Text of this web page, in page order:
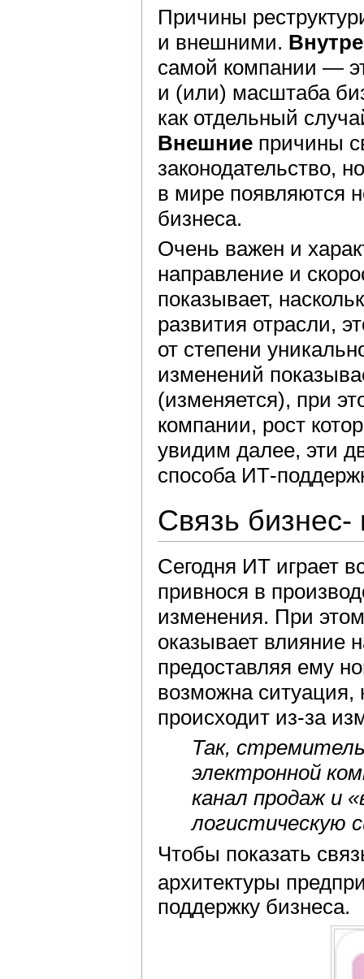
Причины
и внешними.
самой компании —
и (или) масштаба
как отдельный
Внешние причины
законодательство,
в мире появляются
бизнеса.
Очень важен и
направление и
показывает,
развития отрасли,
от степени
изменений
(изменяется), при
компании, рост
увидим далее, эти
способа ИТ-
Связь бизнес-
Сегодня ИТ играет
привнося в
изменения. При
оказывает влияние
предоставляя ему
возможна ситуация,
происходит из-за
Так,
электронной
канал продаж и
логистическую
Чтобы показать
архитектуры
поддержку бизнеса.